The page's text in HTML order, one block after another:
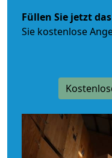
Füllen Sie jetzt
Sie kostenlose